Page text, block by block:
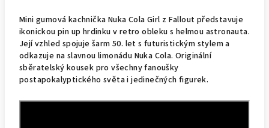
Mini gumová kachnička Nuka Cola Girl z Fallout představuje
ikonickou pin up hrdinku v retro obleku s helmou astronauta.
Její vzhled spojuje šarm 50. let s futuristickým stylem a
odkazuje na slavnou limonádu Nuka Cola. Originální
sběratelský kousek pro všechny fanoušky
postapokalyptického světa i jedinečných figurek.